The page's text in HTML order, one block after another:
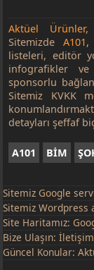
Aktüel Ürünler,
SitemizdeA101,
listeleri, editör
infografikler ve
sponsorlu
Sitemiz KVKK
detayları şeffaf
A101 BİM
Sitemiz Google
Sitemiz Wordpress
Site Haritamız:
Bize Ulaşın:İletişim
Güncel Konular: